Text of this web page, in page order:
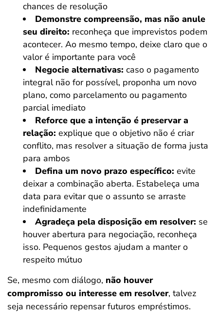
chances de resolução
Demonstre compreensão, mas não anule
seu direito: reconheça que imprevistos podem
acontecer. Ao mesmo tempo, deixe claro que o
valor é importante para você
Negocie alternativas: caso o pagamento
integral não for possível, proponha um novo
plano, como parcelamento ou pagamento
parcial imediato
Reforce que a intenção é preservar a
relação: explique que o objetivo não é criar
conflito, mas resolver a situação de forma justa
para ambos
Defina um novo prazo específico: evite
deixar a combinação aberta. Estabeleça uma
data para evitar que o assunto se arraste
indefinidamente
Agradeça pela disposição em resolver: se
houver abertura para negociação, reconheça
isso. Pequenos gestos ajudam a manter o
respeito mútuo
Se, mesmo com diálogo, não houver
compromisso ou interesse em resolver, talvez
seja necessário repensar futuros empréstimos.